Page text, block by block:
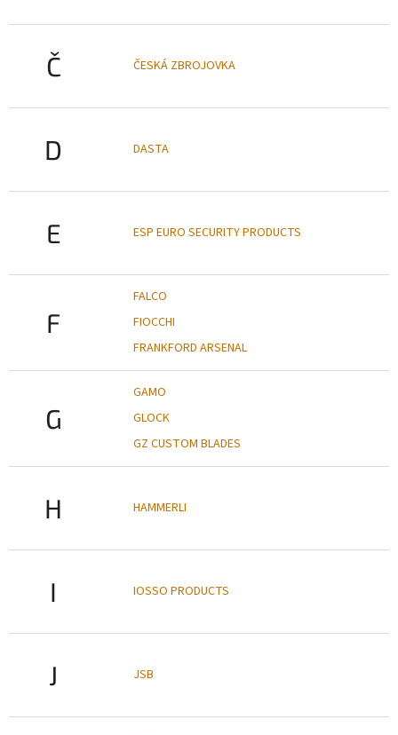
Č ČESKÁ ZBROJOVKA
D DASTA
E ESP EURO SECURITY PRODUCTS
F
FALCO
FIOCCHI
FRANKFORD ARSENAL
G
GAMO
GLOCK
GZ CUSTOM BLADES
H HAMMERLI
I IOSSO PRODUCTS
J JSB